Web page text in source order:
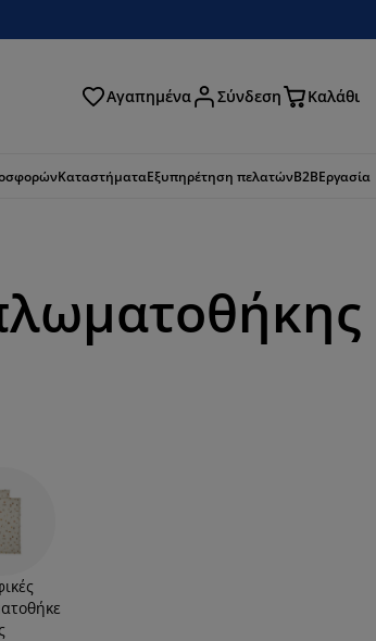
Αγαπημένα Σύνδεση Καλάθι
ΚαταστήματαΕξυπηρέτηση πελατώνB2BΕργασία